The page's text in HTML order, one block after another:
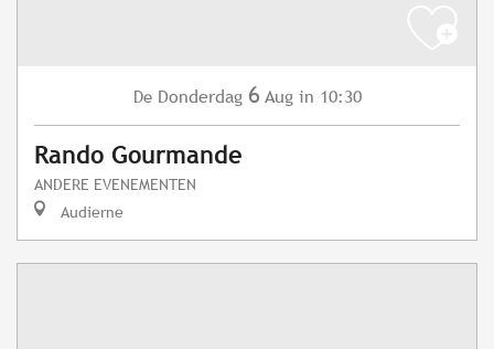
De Donderdag 6 Aug in 10:30
Rando Gourmande
ANDERE EVENEMENTEN
Audierne